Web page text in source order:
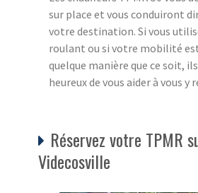
sur place et vous conduiront
votre destination. Si vous
roulant ou si votre mobilité
quelque manière que ce soit,
heureux de vous aider à vous y
Réservez votre TPMR
Videcosville